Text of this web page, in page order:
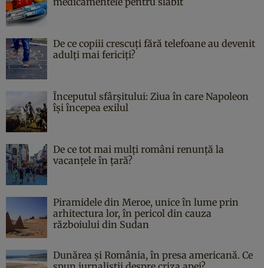
De ce copiii crescuți fără telefoane au devenit
adulți mai fericiți?
Începutul sfârşitului: Ziua în care Napoleon
îşi începea exilul
De ce tot mai mulți români renunță la
vacanțele în țară?
Piramidele din Meroe, unice în lume prin
arhitectura lor, în pericol din cauza
războiului din Sudan
Dunărea și România, în presa americană. Ce